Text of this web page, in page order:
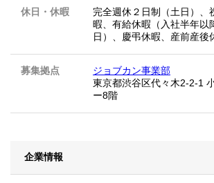
休日・休暇
完全週休２日制（土日）、
暇、有給休暇（入社半年以
日）、慶弔休暇、産前産後
募集拠点
ジョブカン事業部
東京都渋谷区代々木2-2-1
ー8階
企業情報